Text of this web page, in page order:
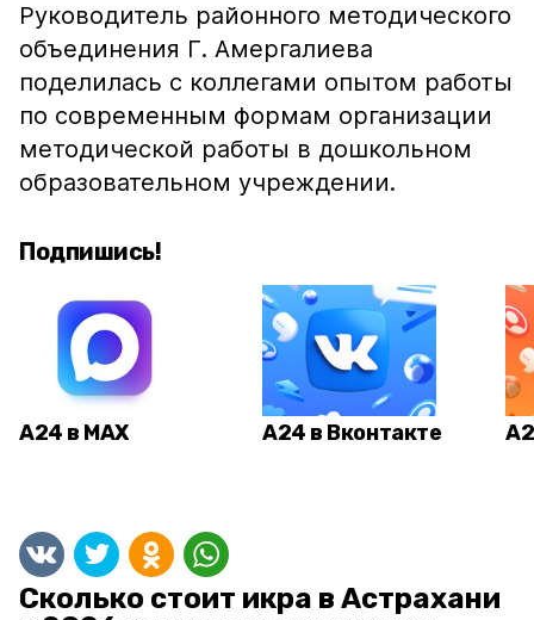
Руководитель районного методического
объединения Г. Амергалиева
поделилась с коллегами опытом работы
по современным формам организации
методической работы в дошкольном
образовательном учреждении.
Подпишись!
А24 в MAX А24 в Вконтакте
Сколько стоит икра в Астрахани